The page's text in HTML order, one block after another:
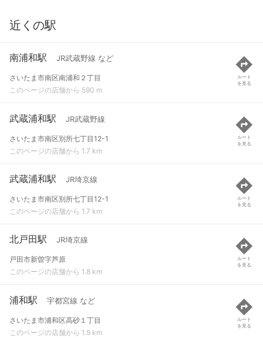
近くの駅
南浦和駅 JR武蔵野線 など
さいたま市南区南浦和２丁目
このページの店舗から 590 m
ルート
を見る
武蔵浦和駅 JR武蔵野線
さいたま市南区別所七丁目12-1
このページの店舗から 1.7 km
ルート
を見る
武蔵浦和駅 JR埼京線
さいたま市南区別所七丁目12-1
このページの店舗から 1.7 km
ルート
を見る
北戸田駅 JR埼京線
戸田市新曽字芦原
このページの店舗から 1.8 km
ルート
を見る
浦和駅 宇都宮線 など
さいたま市浦和区高砂１丁目
このページの店舗から 1.9 km
ルート
を見る